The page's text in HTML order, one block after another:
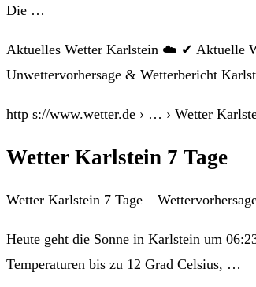
Die …
Aktuelles Wetter Karlstein ☁️ ✔ Aktuelle
Unwettervorhersage & Wetterbericht
http s://www.wetter.de › … › Wetter
Wetter Karlstein 7 Tage
Wetter Karlstein 7 Tage –
Heute geht die Sonne in Karlstein um
Temperaturen bis zu 12 Grad Celsius, …